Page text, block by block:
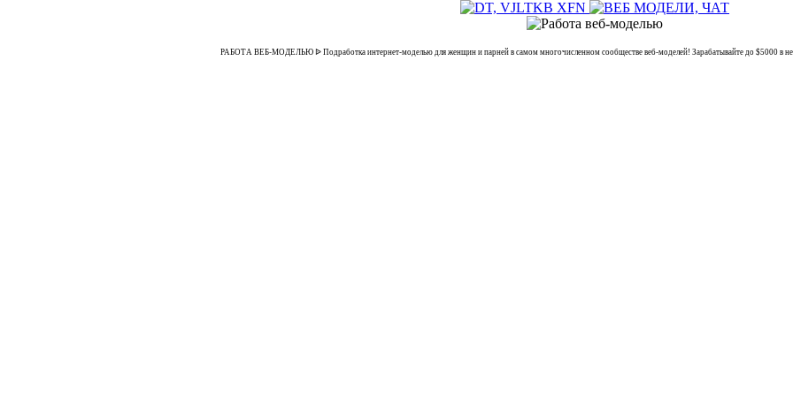
РАБОТА ВЕБ-МОДЕЛЬЮ ᐉ Подработка интернет-моделью для женщин и парней в самом многочисленном сообществе веб-моделей! Зарабатывайте до $5000 в